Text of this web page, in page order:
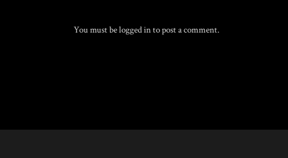
You must belogged into post a comment.